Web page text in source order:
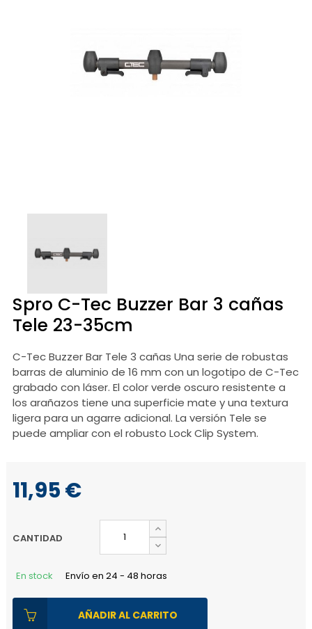
Spro C-Tec Buzzer Bar 3 cañas
Tele 23-35cm
C-Tec Buzzer Bar Tele 3 cañas Una serie de robustas
barras de aluminio de 16 mm con un logotipo de C-Tec
grabado con láser. El color verde oscuro resistente a
los arañazos tiene una superficie mate y una textura
ligera para un agarre adicional. La versión Tele se
puede ampliar con el robusto Lock Clip System.
11,95 €
CANTIDAD
En stock Envío en 24 - 48 horas
AÑADIR AL CARRITO